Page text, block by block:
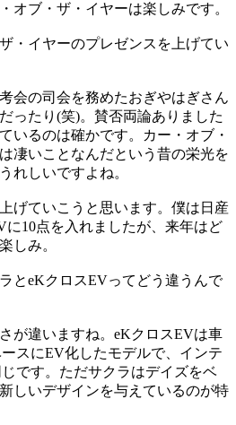
オブ・ザ・イヤーは楽しみです。
イヤーのプレゼンスを上げてい
会の司会を務めたおぎやはぎさん
ったり(笑)。賛否両論ありました
いるのは確かです。カー・オブ・
凄いことなんだという昔の栄光を
れしいですよね。
ていこうと思います。僕は日産
に10点を入れましたが、来年はど
しみ。
とeKクロスEVってどう違うんで
違いますね。eKクロスEVは車
スにEV化したモデルで、インテ
です。ただサクラはデイズをベ
しいデザインを与えているのが特